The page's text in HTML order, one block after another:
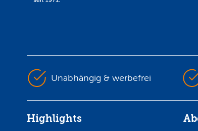
Unabhängig & werbefrei
Highlights